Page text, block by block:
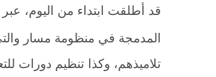
قد أطلقت ابتداء من اليوم،
المدمجة في منظومة مسار
تلاميذهم، وكذا تنظيم دورات